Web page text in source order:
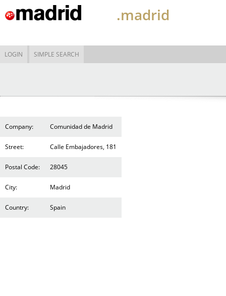
.madrid
LOGIN SIMPLE SEARCH
Company: Comunidad de Madrid
Street: Calle Embajadores, 181
Postal Code: 28045
City: Madrid
Country: Spain